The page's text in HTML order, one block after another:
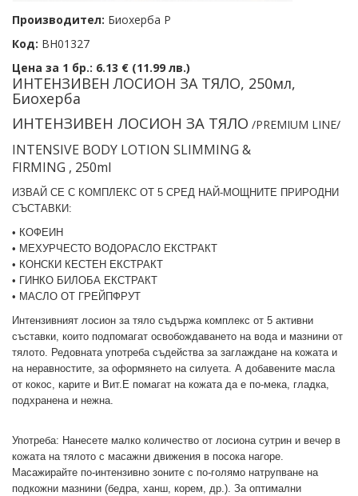
Производител: Биохерба Р
Код: BH01327
Цена за 1 бр.: 6.13 € (11.99 лв.)
ИНТЕНЗИВЕН ЛОСИОН ЗА ТЯЛО, 250мл,
Биохерба
ИНТЕНЗИВЕН ЛОСИОН ЗА ТЯЛО /PREMIUM LINE/
INTENSIVE BODY LOTION SLIMMING &
FIRMING , 250ml
ИЗВАЙ СЕ С КОМПЛЕКС ОТ 5 СРЕД НАЙ-МОЩНИТЕ ПРИРОДНИ
СЪСТАВКИ:
• КОФЕИН
• МЕХУРЧЕСТО ВОДОРАСЛО ЕКСТРАКТ
• КОНСКИ КЕСТЕН ЕКСТРАКТ
• ГИНКО БИЛОБА ЕКСТРАКТ
• МАСЛО ОТ ГРЕЙПФРУТ
Интензивният лосион за тяло съдържа комплекс от 5 активни
съставки, които подпомагат освобождаването на вода и мазнини от
тялото. Редовната употреба съдейства за заглаждане на кожата и
на неравностите, за оформянето на силуета. А добавените масла
от кокос, карите и Вит.Е помагат на кожата да е по-мека, гладка,
подхранена и нежна.
Употреба: Нанесете малко количество от лосиона сутрин и вечер в
кожата на тялото с масажни движения в посока нагоре.
Масажирайте по-интензивно зоните с по-голямо натрупване на
подкожни мазнини (бедра, ханш, корем, др.). За оптимални